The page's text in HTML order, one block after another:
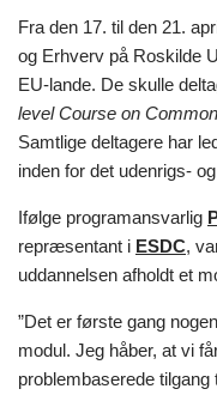
Fra den 17. til den 21.
og Erhverv på Roskilde
EU-lande. De skulle
level Course on
Samtlige deltagere har
inden for det udenrigs-
Ifølge programansvarlig
repræsentant i ESDC,
uddannelsen afholdt et
”Det er første gang
modul. Jeg håber, at vi
problembaserede